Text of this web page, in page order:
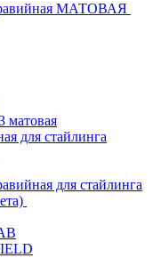
МАТОВАЯ
для стайлинга
для стайлинга